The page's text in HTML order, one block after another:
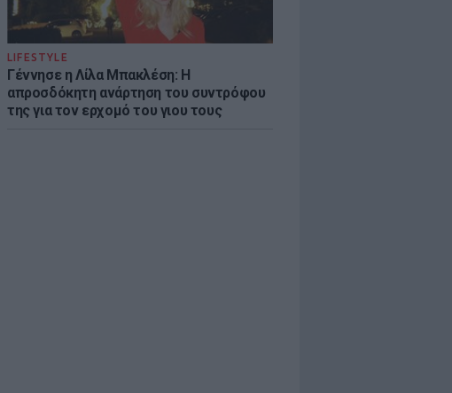
LIFESTYLE
Γέννησε η Λίλα Μπακλέση: Η
απροσδόκητη ανάρτηση του συντρόφου
της για τον ερχομό του γιου τους